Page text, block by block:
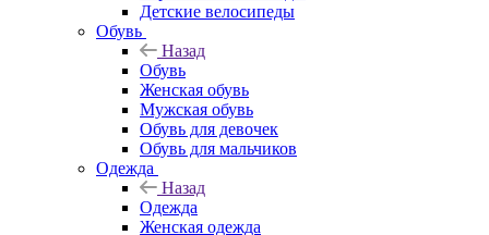
Детские велосипеды
Обувь
Назад
Обувь
Женская обувь
Мужская обувь
Обувь для девочек
Обувь для мальчиков
Одежда
Назад
Одежда
Женская одежда